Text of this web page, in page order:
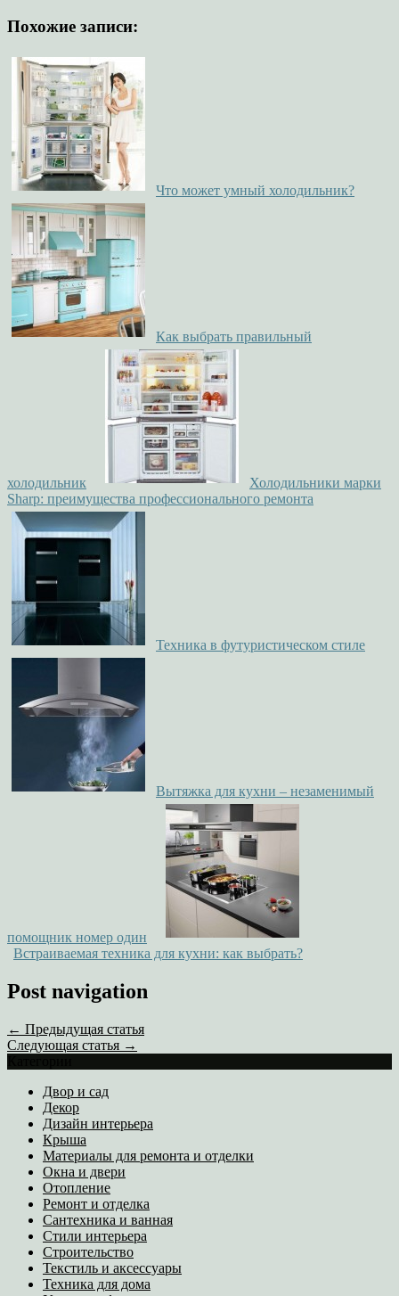
Похожие записи:
Что может умный холодильник?
Как выбрать правильный
холодильник
Холодильники марки
Sharp: преимущества профессионального ремонта
Техника в футуристическом стиле
Вытяжка для кухни – незаменимый
помощник номер один
Встраиваемая техника для кухни: как выбрать?
Post navigation
← Предыдущая статья
Следующая статья →
Двор и сад
Декор
Дизайн интерьера
Крыша
Материалы для ремонта и отделки
Окна и двери
Отопление
Ремонт и отделка
Сантехника и ванная
Стили интерьера
Строительство
Текстиль и аксессуары
Техника для дома